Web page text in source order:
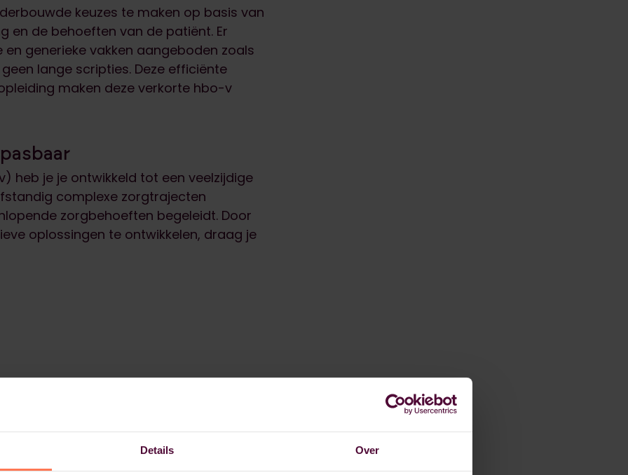
Details Over
keuzes te maken op basis van
en de behoeften van de patiënt. Er
generieke vakken aangeboden zoals
lange scripties. Deze efficiënte
maken deze verkorte hbo-v
heb je je ontwikkeld tot een veelzijdige
complexe zorgtrajecten
zorgbehoeften begeleidt. Door
oplossingen te ontwikkelen, draag je